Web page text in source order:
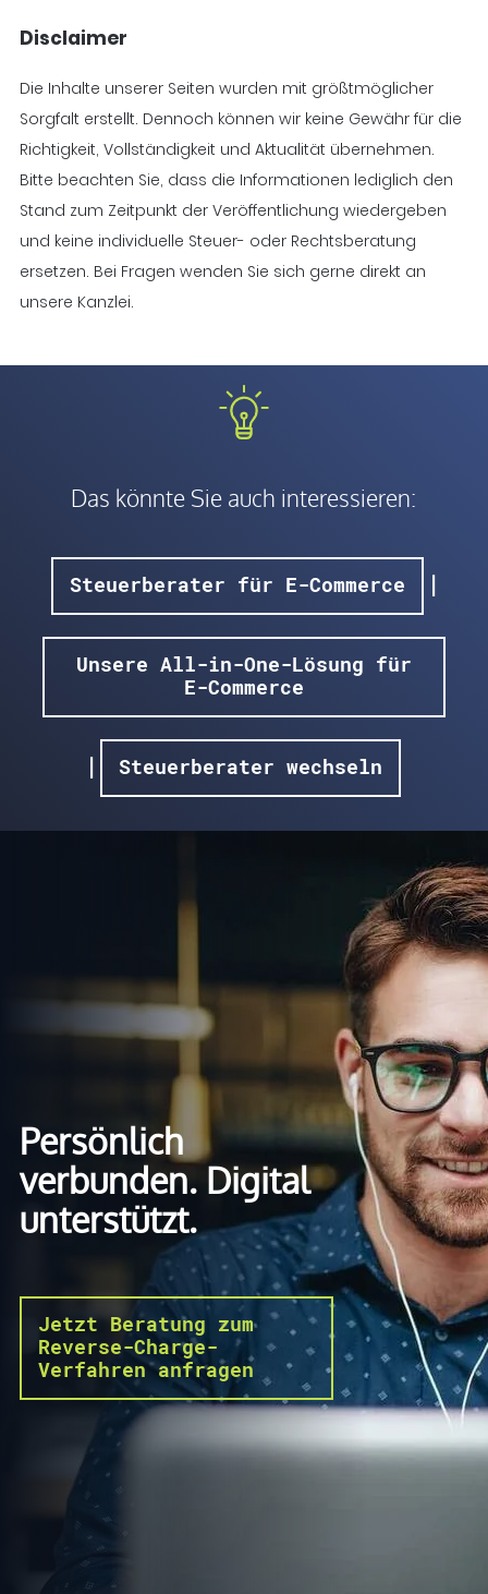
Disclaimer
Die Inhalte unserer Seiten wurden mit größtmöglicher
Sorgfalt erstellt. Dennoch können wir keine Gewähr für die
Richtigkeit, Vollständigkeit und Aktualität übernehmen.
Bitte beachten Sie, dass die Informationen lediglich den
Stand zum Zeitpunkt der Veröffentlichung wiedergeben
und keine individuelle Steuer- oder Rechtsberatung
ersetzen. Bei Fragen wenden Sie sich gerne direkt an
unsere Kanzlei.
Das könnte Sie auch interessieren:
Steuerberater für E-Commerce |
Unsere All-in-One-Lösung für
E-Commerce
| Steuerberater wechseln
Persönlich
verbunden. Digital
unterstützt.
Jetzt Beratung zum
Reverse-Charge-
Verfahren anfragen